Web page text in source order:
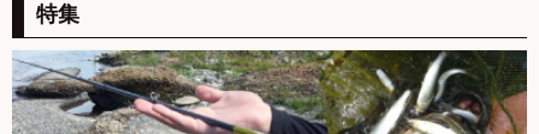
特集